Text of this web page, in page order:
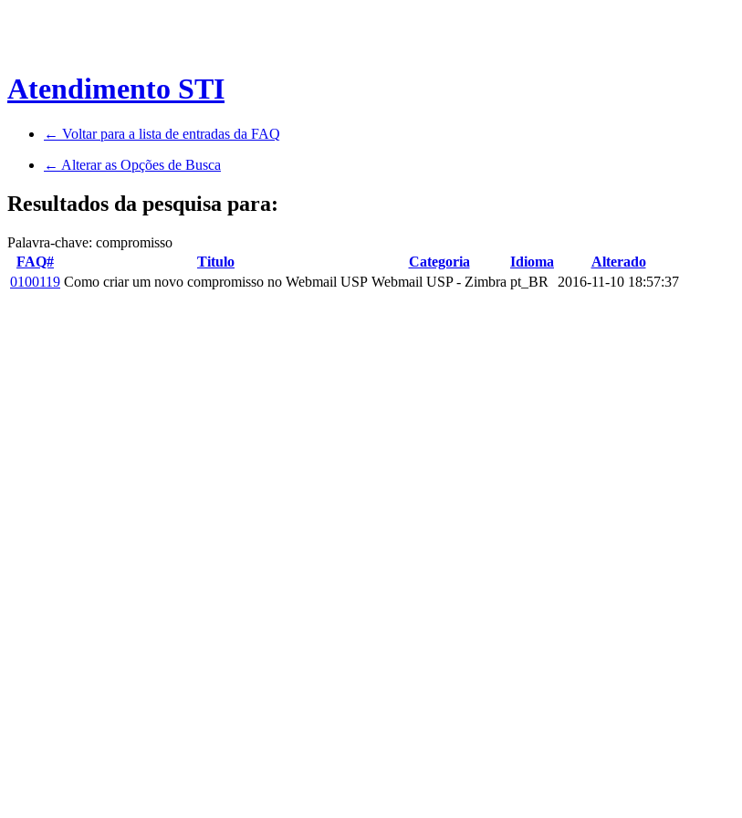
Atendimento STI
← Voltar para a lista de entradas da FAQ
← Alterar as Opções de Busca
Resultados da pesquisa para:
Palavra-chave: compromisso
FAQ#
Titulo Categoria Idioma
Alterado
0100119 Como criar um novo compromisso no Webmail USP Webmail USP - Zimbra pt_BR 2016-11-10 18:57:37